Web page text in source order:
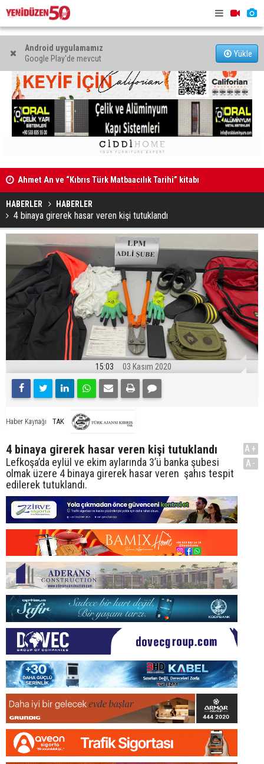
Android uygulamamız
Google Play'de mevcut
Yükle
Ahmet An ve “Kıbrıs Türk Matbaacılık Tarihi” kitabı
HABERLER HABERLER
4 binaya girerek hasar veren kişi tutuklandı
15:03 03 Kasım 2020
Haber Kaynağı TAK
4 binaya girerek hasar veren kişi tutuklandı
Lefkoşa’da eylül ve ekim aylarında 3’ü banka şubesi
olmak üzere 4 binaya girerek hasar veren şahıs tespit
edilerek tutuklandı.
A+
A-